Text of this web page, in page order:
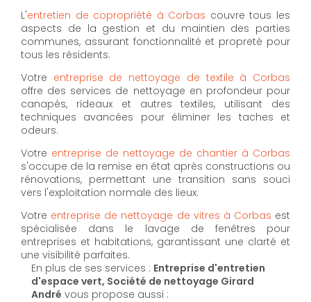
L'entretien de copropriété à Corbas couvre tous les
aspects de la gestion et du maintien des parties
communes, assurant fonctionnalité et propreté pour
tous les résidents.
Votre entreprise de nettoyage de textile à Corbas
offre des services de nettoyage en profondeur pour
canapés, rideaux et autres textiles, utilisant des
techniques avancées pour éliminer les taches et
odeurs.
Votre entreprise de nettoyage de chantier à Corbas
s'occupe de la remise en état après constructions ou
rénovations, permettant une transition sans souci
vers l'exploitation normale des lieux.
Votre entreprise de nettoyage de vitres à Corbas est
spécialisée dans le lavage de fenêtres pour
entreprises et habitations, garantissant une clarté et
une visibilité parfaites.
En plus de ses services : Entreprise d'entretien
d'espace vert, Société de nettoyage Girard
André vous propose aussi :